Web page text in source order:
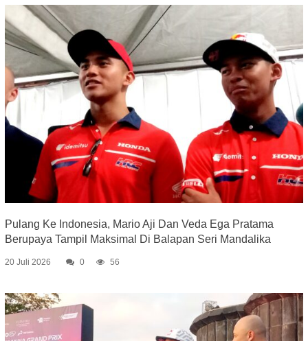
Pulang Ke Indonesia, Mario Aji Dan Veda Ega Pratama
Berupaya Tampil Maksimal Di Balapan Seri Mandalika
20 Juli 2026 0 56